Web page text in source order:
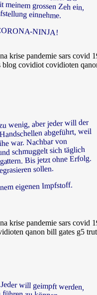
einnehme.
NINJA!
wenig, aber jeder will der
abgeführt, weil
war. Nachbar von
schmuggelt sich täglich
Bis jetzt ohne Erfolg.
sollen.
eigenen Impfstoff.
will geimpft werden,
führen zu können.
unter der Hand zu
ein Ticket für den
als sie sich Impfstoff